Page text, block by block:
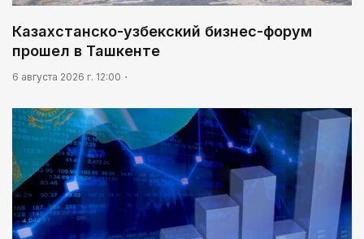
Казахстанско-узбекский бизнес-форум
прошел в Ташкенте
6 августа 2026 г. 12:00